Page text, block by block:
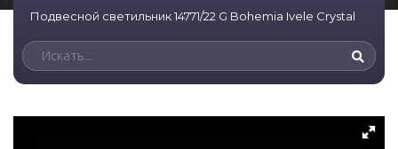
Подвесной светильник 14771/22 G Bohemia Ivele Crystal